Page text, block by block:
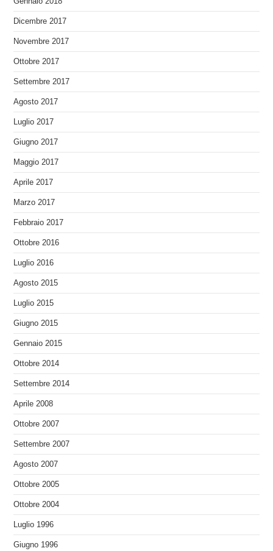
Dicembre 2017
Novembre 2017
Ottobre 2017
Settembre 2017
Agosto 2017
Luglio 2017
Giugno 2017
Maggio 2017
Aprile 2017
Marzo 2017
Febbraio 2017
Ottobre 2016
Luglio 2016
Agosto 2015
Luglio 2015
Giugno 2015
Gennaio 2015
Ottobre 2014
Settembre 2014
Aprile 2008
Ottobre 2007
Settembre 2007
Agosto 2007
Ottobre 2005
Ottobre 2004
Luglio 1996
Giugno 1996